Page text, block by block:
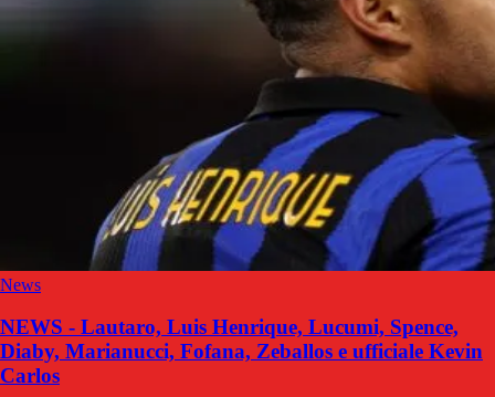
News
NEWS - Lautaro, Luis Henrique, Lucumi, Spence,
Diaby, Marianucci, Fofana, Zeballos e ufficiale Kevin
Carlos